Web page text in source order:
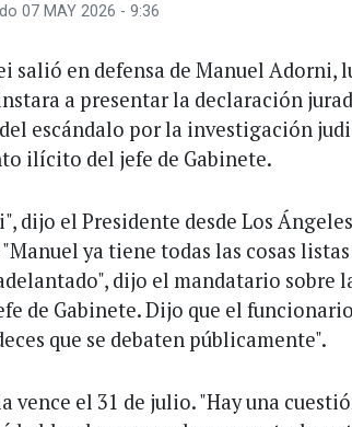
07 MAY 2026 - 9:36
salió en defensa de Manuel Adorni,
a presentar la declaración
escándalo por la investigación
ilícito del jefe de Gabinete.
dijo el Presidente desde Los
ya tiene todas las cosas listas
dijo el mandatario sobre
de Gabinete. Dijo que el
que se debaten públicamente".
vence el 31 de julio. "Hay una